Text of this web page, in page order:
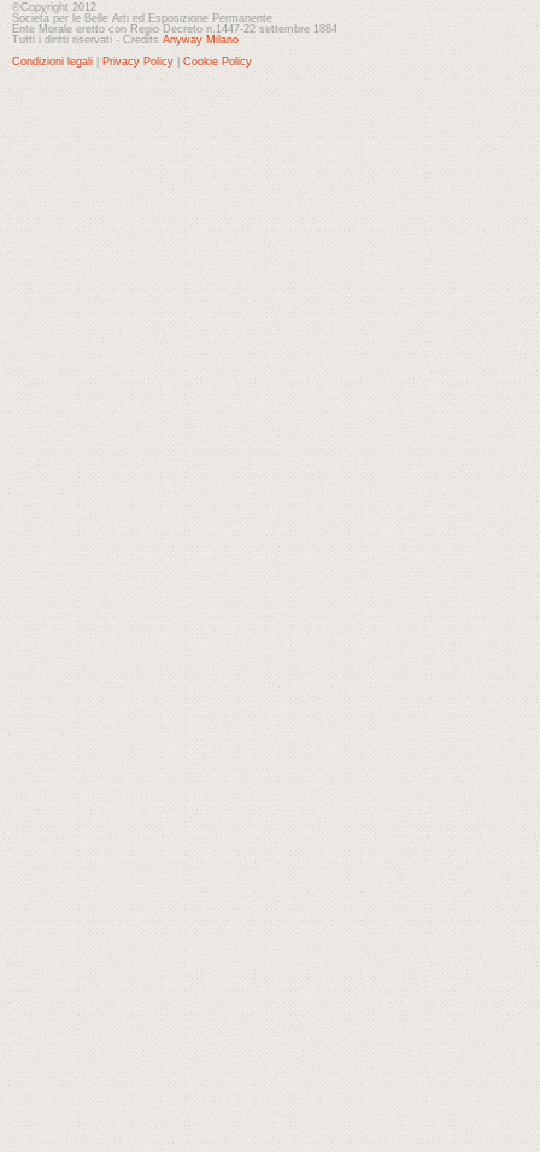
©Copyright 2012
Società per le Belle Arti ed Esposizione Permanente
Ente Morale eretto con Regio Decreto n.1447-22 settembre 1884
Tutti i diritti riservati - Credits Anyway Milano
Condizioni legali
Privacy Policy Cookie Policy